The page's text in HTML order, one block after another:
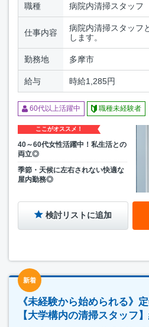
職種 病院内清掃スタッフ
仕事内容
病院内清掃スタッフ
します。
勤務地 多摩市
給与 時給1,285円
60代以上活躍中 職種未経験者
ここがオススメ！
40～60代女性活躍中！私生活との
両立◎
季節・天候に左右されない快適な
屋内勤務◎
検討リストに追加
新着
《未経験から始められる》
【大学構内の清掃スタッフ